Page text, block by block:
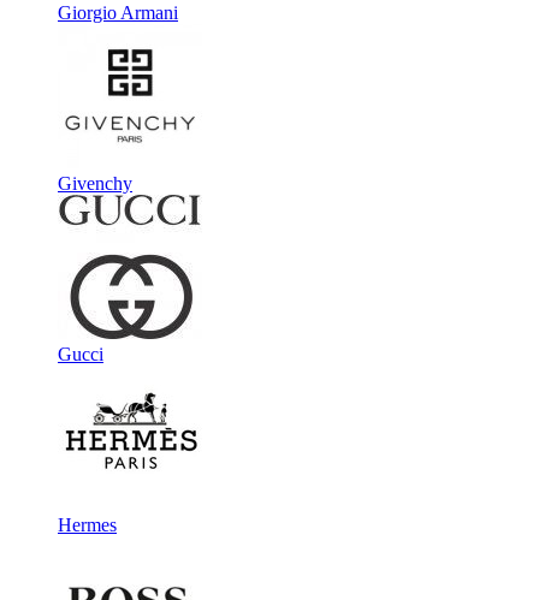
Giorgio Armani
Givenchy
Gucci
Hermes